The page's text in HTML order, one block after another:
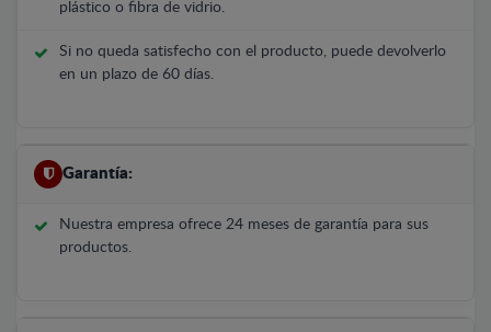
plástico o fibra de vidrio.
Si no queda satisfecho con el producto, puede devolverlo
en un plazo de 60 días.
Garantía:
Nuestra empresa ofrece 24 meses de garantía para sus
productos.